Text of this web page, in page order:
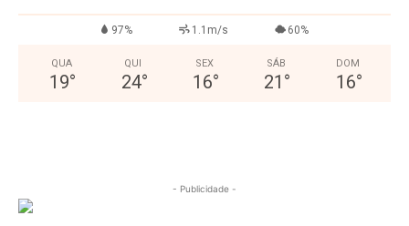
97% 1.1m/s 60%
QUA
19°
QUI
24°
SEX
16°
SÁB
21 °
DOM
16°
- Publicidade -